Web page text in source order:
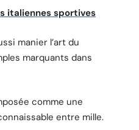
italiennes sportives
manier l’art du
marquants dans
comme une
entre mille.